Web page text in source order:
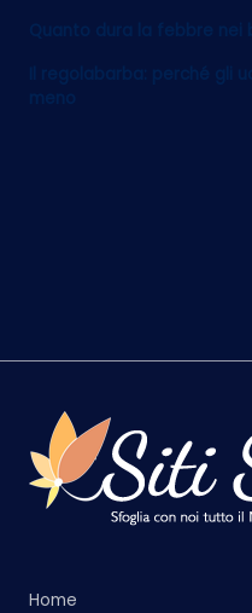
Quanto dura la febbre nei
Il regolabarba: perché gli
meno
Home